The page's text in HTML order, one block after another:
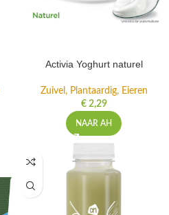
Activia Yoghurt naturel
Zuivel, Plantaardig, Eieren
€2,29
NAAR AH